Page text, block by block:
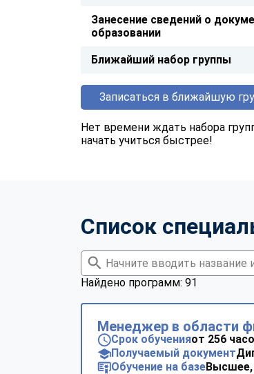
Занесение сведений о
образовании
Ближайший набор группы
Записаться в ближайшую
Нет времени ждать набора
начать учиться быстрее!
Список
Найдено программ: 91
Менеджер в области
Срок обученияот 256
Получаемый документ
Обучение на базеВысшее,